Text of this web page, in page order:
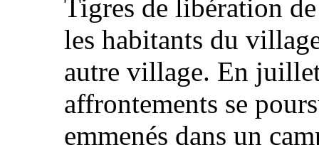
Tigres de libération
les habitants du
autre village. En
affrontements se
emmenés dans un